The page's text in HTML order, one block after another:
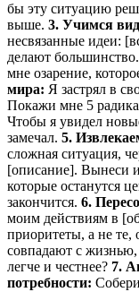
бы эту ситуацию
выше. 3. Учимся
несвязанные идеи:
делают
мне озарение,
мира: Я застрял в
Покажи мне 5
Чтобы я увидел
замечал. 5.
сложная ситуация,
[описание]. Вынеси
которые останутся
закончится. 6.
моим действиям в
приоритеты, а не те,
совпадают с жизнью,
легче и честнее? 7.
потребности: